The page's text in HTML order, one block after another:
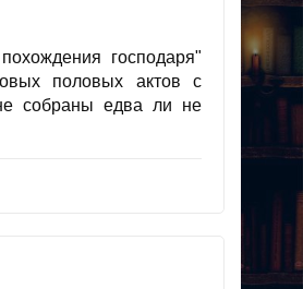
господаря"
половых актов с
собраны едва ли не